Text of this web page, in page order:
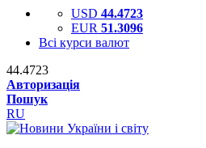
USD 44.4723
EUR 51.3096
Всі курси валют
44.4723
Авторизація
Пошук
RU